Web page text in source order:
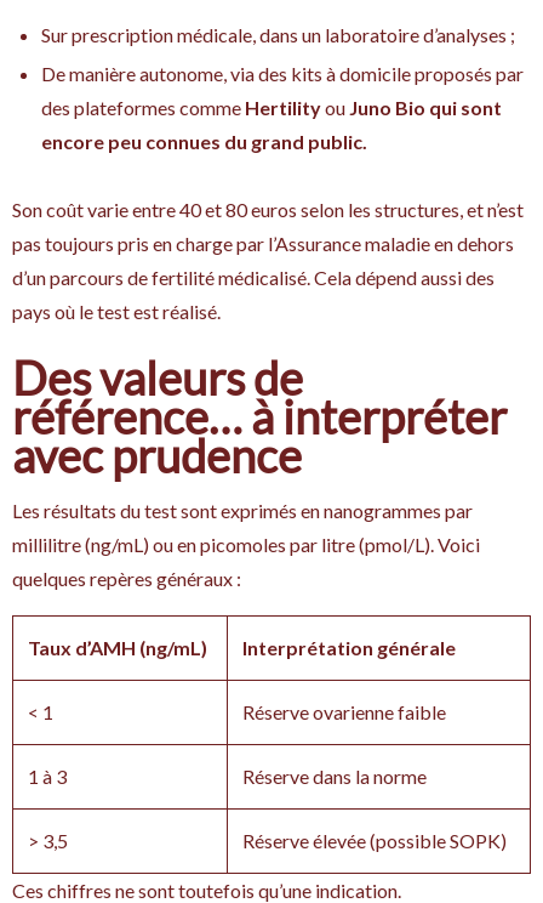
Sur prescription médicale, dans un laboratoire d’analyses ;
De manière autonome, via des kits à domicile proposés par
des plateformes comme Hertilityou Juno Bio qui sont
encore peu connues du grand public.
Son coût varie entre 40 et 80 euros selon les structures, et n’est
pas toujours pris en charge par l’Assurance maladie en dehors
d’un parcours de fertilité médicalisé. Cela dépend aussi des
pays où le test est réalisé.
Des valeurs de
référence… à interpréter
avec prudence
Les résultats du test sont exprimés en nanogrammes par
millilitre (ng/mL) ou en picomoles par litre (pmol/L). Voici
quelques repères généraux :
Taux d’AMH (ng/mL) Interprétation générale
< 1 Réserve ovarienne faible
1 à 3 Réserve dans la norme
> 3,5 Réserve élevée (possible SOPK)
Ces chiffres ne sont toutefois qu’une indication.